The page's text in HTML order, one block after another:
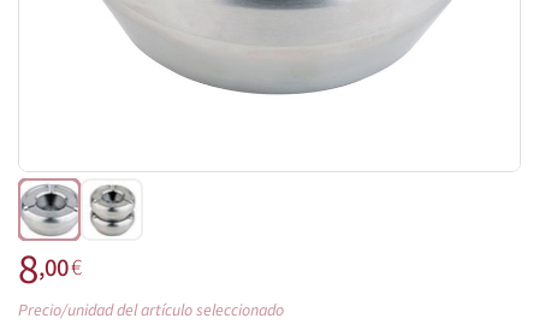
8,00€
Precio/unidad del artículo seleccionado